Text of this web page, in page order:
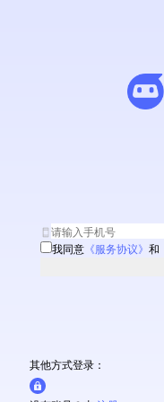
我同意 《服务协议》 和
其他方式登录：